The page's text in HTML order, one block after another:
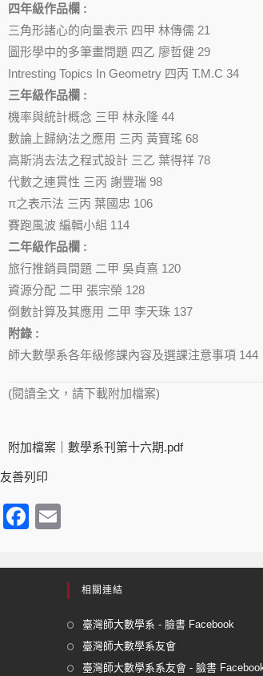
四年級作品欄 :
三角形諸心的向量表示 四甲 林傳儒 21
圖形學中的多筆畫問題 四乙 廖哲健 29
Intresting Topics In Geometry 四丙 T.M.C 34
三年級作品欄 :
機率與統計概念 三甲 林永隆 44
數論上歸納法之應用 三丙 黃寶瑤 68
高斯消去法之程式設計 三乙 葉得祥 78
代數之連貫性 三丙 謝豐瑞 98
π之表示法 三丙 葉國忠 106
賽跑風波 編輯小組 114
二年級作品欄 :
旅行推銷員間題 二甲 吳貞熹 120
資源分配 二甲 張宗榮 128
倒數計算及其應用 二甲 李天珠 137
附錄 :
師大數學系各年級修課內容及選課注意事項 144
(閱讀全文，請下載附加檔案)
附加檔案｜ 數學系刊第十六期.pdf
友善列印
F
c
ail
相關連結
臺灣師大數學系 - 臉書 Facebook
臺灣師大數學系友會
臺灣師大數學系系友會 - 臉書